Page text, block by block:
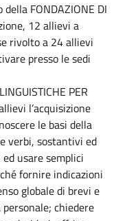
FONDAZIONE DI
12 allievi a
rivolto a 24 allievi
presso le sedi
PER
l’acquisizione
le basi della
verbi, sostantivi ed
usare semplici
fornire indicazioni
globale di brevi e
chiedere